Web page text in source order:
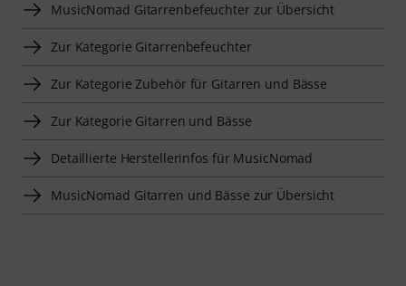
MusicNomad Gitarrenbefeuchter zur Übersicht
Zur Kategorie Gitarrenbefeuchter
Zur Kategorie Zubehör für Gitarren und Bässe
Zur Kategorie Gitarren und Bässe
Detaillierte Herstellerinfos für MusicNomad
MusicNomad Gitarren und Bässe zur Übersicht